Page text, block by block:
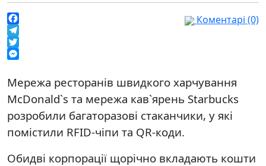
Facebook
Telegram
Twitter
Коментарі (0)
Мережа ресторанів швидкого харчування
McDonald`s та мережа кав`ярень Starbucks
розробили багаторазові стаканчики, у які
помістили RFID-чіпи та QR-коди.
Обидві корпорації щорічно вкладають кошти